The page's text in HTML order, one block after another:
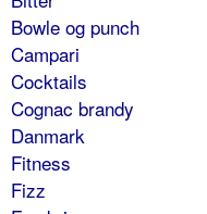
Bowle og punch
Campari
Cocktails
Cognac brandy
Danmark
Fitness
Fizz